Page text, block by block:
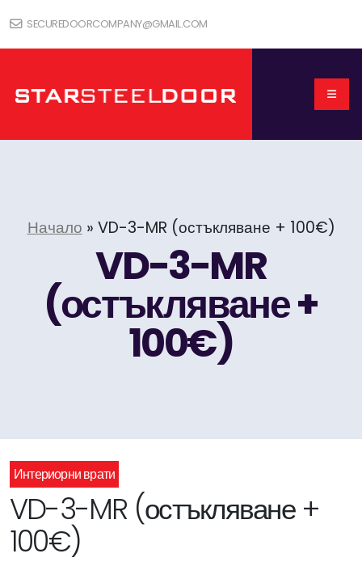
SECUREDOORCOMPANY@GMAIL.COM
Начало » VD-3-MR (остъкляване + 100€)
VD-3-MR
(остъкляване +
100€)
Интериорни врати
VD-3-MR (остъкляване +
100€)